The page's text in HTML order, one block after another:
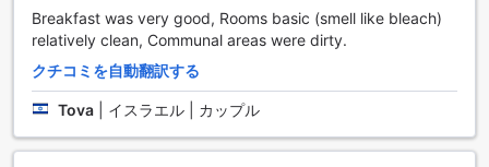
快適な滞在をお約束するアッコ ビーチ ホテルの客室設備
アッコ ビーチ ホテルでは、快適な滞在をお約束するために充
実した客室設備を提供しています。まず、全室にエアコンが
完備されており、常に快適な室温を保つことができます。イ
スラエルのアクレの暑い気候でも、客室内でリラックスした
Breakfast was very good, Rooms basic (smell like bleach)
relatively clean, Communal areas were dirty.
クチコミを自動翻訳する
Tova イスラエル | カップル